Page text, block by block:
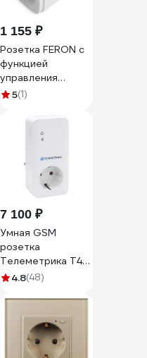
1 155 ₽
Розетка FERON с
функцией
управления
осветительным
tm500,
радиочастотная,
5(1)
7 100 ₽
Умная GSM
розетка
Телеметрика Т40
(серия М) 01-
4.8(48)